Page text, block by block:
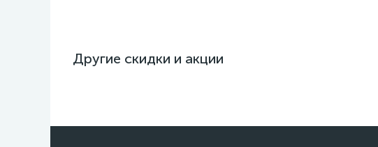
Другие скидки и акции